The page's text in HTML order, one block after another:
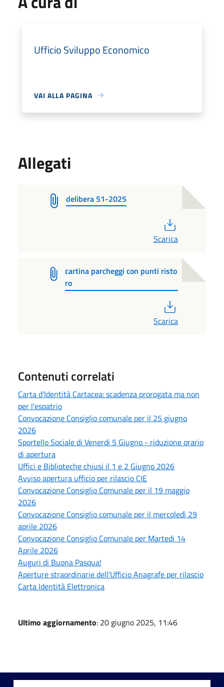
Ufficio Sviluppo Economico
VAI ALLA PAGINA
Allegati
delibera 51-2025
Scarica
cartina parcheggi con punti risto
ro
Scarica
Contenuti correlati
Carta d’Identità Cartacea: scadenza prorogata ma non
per l'espatrio
Convocazione Consiglio comunale per il 25 giugno
2026
Sportello Sociale di Venerdi 5 Giugno - riduzione orario
di apertura
Uffici e Biblioteche chiusi il 1 e 2 Giugno 2026
Avviso apertura ufficio per rilascio CIE
Convocazione Consiglio Comunale per il 19 maggio
2026
Convocazione Consiglio comunale per il mercoledì 29
aprile 2026
Convocazione Consiglio Comunale per Martedi 14
Aprile 2026
Auguri di Buona Pasqua!
Aperture straordinarie dell'Ufficio Anagrafe per rilascio
Carta Identità Elettronica
Ultimo aggiornamento: 20 giugno 2025, 11:46